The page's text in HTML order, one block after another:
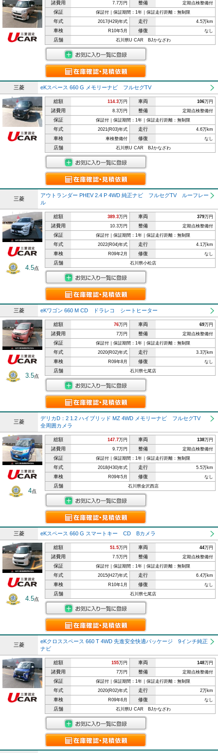
諸費用 7.7万円 整備 定期点検整備付
保証 保証付｜保証期間：1年｜保証走行距離：無制限
年式 2017(H29)年式 走行 4.5万km
車検 R10年5月 修復 なし
店舗 石川県U CAR BJかなざわ
三菱 eKスペース 660 G メモリーナビ フルセグTV
総額 114.3万円 車両 106万円
諸費用 8.3万円 整備 定期点検整備付
保証 保証付｜保証期間：1年｜保証走行距離：無制限
年式 2021(R03)年式 走行 4.6万km
車検 車検整備付 修復 なし
店舗 石川県U CAR BJかなざわ
三菱
アウトランダー PHEV 2.4 P 4WD 純正ナビ フルセグTV ルーフレー
ル
4.5点
総額 389.3万円 車両 379万円
諸費用 10.3万円 整備 定期点検整備付
保証 保証付｜保証期間：1年｜保証走行距離：無制限
年式 2022(R04)年式 走行 4.1万km
車検 R09年2月 修復 なし
店舗 石川県小松店
三菱 eKワゴン 660 M CD ドラレコ シートヒーター
3.5点
総額 76万円 車両 69万円
諸費用 7万円 整備 定期点検整備付
保証 保証付｜保証期間：1年｜保証走行距離：無制限
年式 2020(R02)年式 走行 3.3万km
車検 R09年8月 修復 なし
店舗 石川県七尾店
三菱
デリカD：2 1.2 ハイブリッド MZ 4WD メモリーナビ フルセグTV
全周囲カメラ
4点
総額 147.7万円 車両 138万円
諸費用 9.7万円 整備 定期点検整備付
保証 保証付｜保証期間：1年｜保証走行距離：無制限
年式 2018(H30)年式 走行 5.5万km
車検 R09年5月 修復 なし
店舗 石川県金沢西店
三菱 eKスペース 660 G スマートキー CD Bカメラ
4.5点
総額 51.5万円 車両 44万円
諸費用 7.5万円 整備 定期点検整備付
保証 保証付｜保証期間：1年｜保証走行距離：無制限
年式 2015(H27)年式 走行 6.4万km
車検 R10年1月 修復 なし
店舗 石川県七尾店
三菱
eKクロススペース 660 T 4WD 先進安全快適パッケージ 9インチ純正
ナビ
総額 155万円 車両 148万円
諸費用 7万円 整備 定期点検整備付
保証 保証付｜保証期間：1年｜保証走行距離：無制限
年式 2020(R02)年式 走行 2万km
車検 R09年6月 修復 なし
店舗 石川県U CAR BJかなざわ